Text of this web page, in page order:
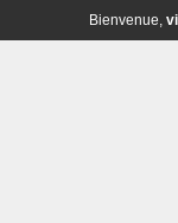
Bienvenue,